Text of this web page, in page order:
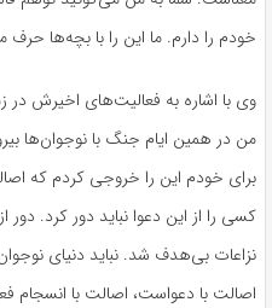
خودم را دارم. ما این را با بچه‌ها حرف
وی با اشاره به فعالیت‌های اخیرش در
من در همین ایام جنگ با نوجوان‌ها
برای خودم این را خروجی کردم که
کسی را از این دعوا نباید دور کرد. دور
نزاعات بی‌هدف شد. نباید دنیای
اصالت با دعواست، اصالت با انسجام